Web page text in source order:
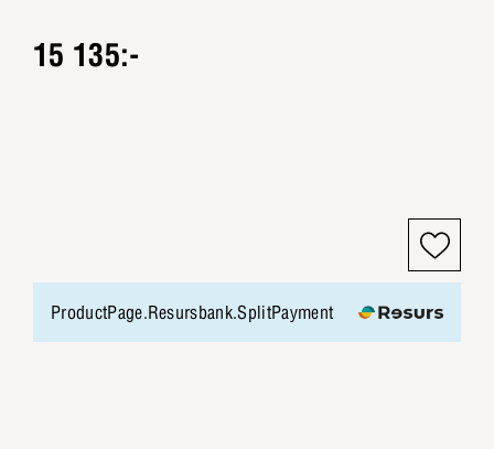
15 135:-
ProductPage.Resursbank.SplitPayment